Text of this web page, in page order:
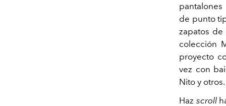
pantalones
de punto
zapatos de
colección
proyecto
vez con
Nito y otros.
Haz scroll